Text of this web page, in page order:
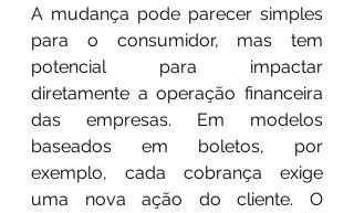
A mudança pode parecer simples
para o consumidor, mas tem
potencial para impactar
diretamente a operação financeira
das empresas. Em modelos
baseados em boletos, por
exemplo, cada cobrança exige
uma nova ação do cliente. O